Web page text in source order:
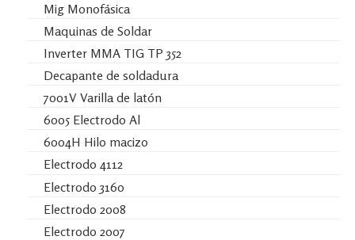
Mig Monofásica
Maquinas de Soldar
Inverter MMA TIG TP 352
Decapante de soldadura
7001V Varilla de latón
6005 Electrodo Al
6004H Hilo macizo
Electrodo 4112
Electrodo 3160
Electrodo 2008
Electrodo 2007